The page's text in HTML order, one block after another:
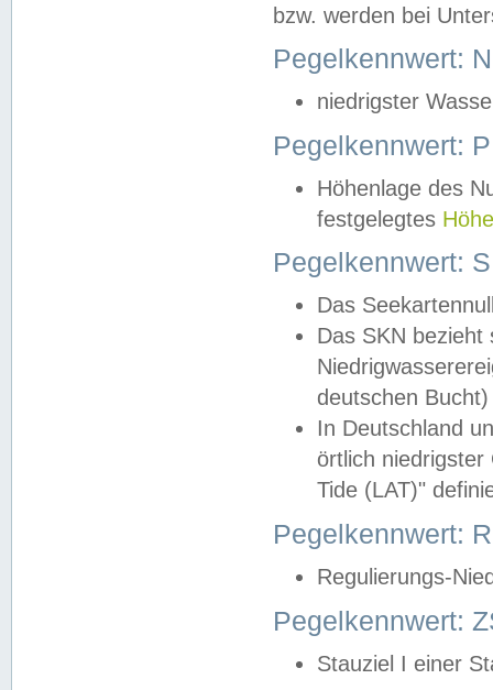
bzw. werden bei
Pegelkennwert:
niedrigster
Pegelkennwert:
Höhenlage des
festgelegtes
Pegelkennwert:
Das
Das SKN
deutschen
In Deutschland
örtlich
Tide (LAT)"
Pegelkennwert:
Regulierungs-
Pegelkennwert:
Stauziel I einer